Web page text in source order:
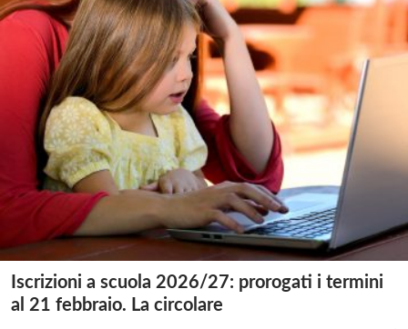
Iscrizioni a scuola 2026/27: prorogati i termini
al 21 febbraio. La circolare